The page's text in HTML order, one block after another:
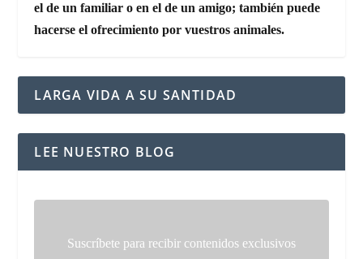
el de un familiar o en el de un amigo; también puede
hacerse el ofrecimiento por vuestros animales.
LARGA VIDA A SU SANTIDAD
LEE NUESTRO BLOG
Suscríbete para recibir contenidos exclusivos